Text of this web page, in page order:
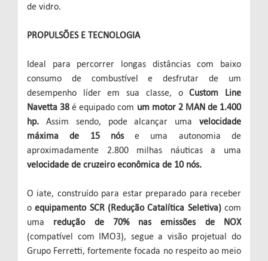
de vidro.
PROPULSÕES E TECNOLOGIA
Ideal para percorrer longas distâncias com baixo
consumo de combustível e desfrutar de um
desempenho líder em sua classe, oCustom Line
Navetta 38é equipado com um motor 2 MAN de 1.400
hp. Assim sendo, pode alcançar uma velocidade
máxima de 15 nóse uma autonomia de
aproximadamente 2.800 milhas náuticas a uma
velocidade de cruzeiro econômica de 10 nós.
O iate, construído para estar preparado para receber
oequipamento SCR (Redução Catalítica Seletiva)com
uma redução de 70% nas emissões de NOX
(compatível com IMO3), segue a visão projetual do
Grupo Ferretti, fortemente focada no respeito ao meio